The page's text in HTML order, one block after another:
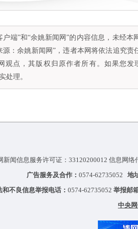
户端”和“余姚新闻网”的内容信息，未经
源：余姚新闻网”，违者本网将依法追究
观点，其版权归原作者所有。如果您
处理。
新闻信息服务许可证：33120200012 信息网
广告服务及合作： 0574-62735052 地
和不良信息举报电话： 0574-62735052 举报邮
中央